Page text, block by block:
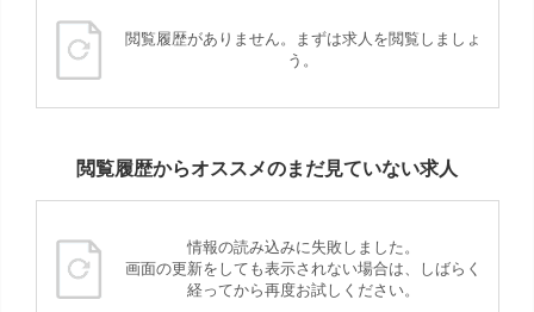
閲覧履歴がありません。まずは求人を閲覧しましょ
う。
閲覧履歴からオススメのまだ見ていない求人
情報の読み込みに失敗しました。
画面の更新をしても表示されない場合は、しばらく
経ってから再度お試しください。